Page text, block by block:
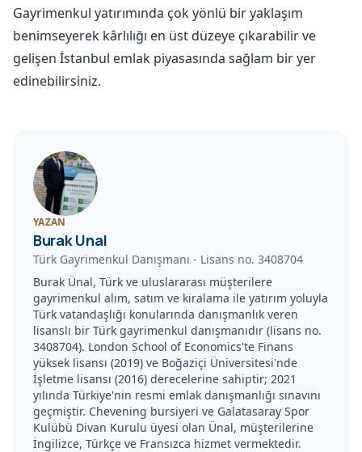
Gayrimenkul yatırımında çok yönlü bir yaklaşım
benimseyerek kârlılığı en üst düzeye çıkarabilir ve
gelişen İstanbul emlak piyasasında sağlam bir yer
edinebilirsiniz.
YAZAN
Burak Unal
Türk Gayrimenkul Danışmanı - Lisans no. 3408704
Burak Ünal, Türk ve uluslararası müşterilere
gayrimenkul alım, satım ve kiralama ile yatırım yoluyla
Türk vatandaşlığı konularında danışmanlık veren
lisanslı bir Türk gayrimenkul danışmanıdır (lisans no.
3408704). London School of Economics'te Finans
yüksek lisansı (2019) ve Boğaziçi Üniversitesi'nde
İşletme lisansı (2016) derecelerine sahiptir; 2021
yılında Türkiye'nin resmi emlak danışmanlığı sınavını
geçmiştir. Chevening bursiyeri ve Galatasaray Spor
Kulübü Divan Kurulu üyesi olan Ünal, müşterilerine
İngilizce, Türkçe ve Fransızca hizmet vermektedir.